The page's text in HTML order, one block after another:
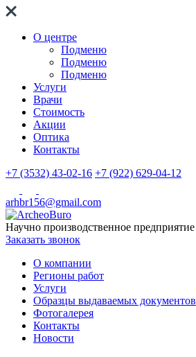
О центре
Подменю
Подменю
Подменю
Услуги
Врачи
Стоимость
Акции
Оптика
Контакты
+7 (3532) 43-02-16 +7 (922) 629-04-12
arhbr156@gmail.com
Научно производственное предприятие
Заказать звонок
О компании
Регионы работ
Услуги
Образцы выдаваемых документов
Фотогалерея
Контакты
Новости